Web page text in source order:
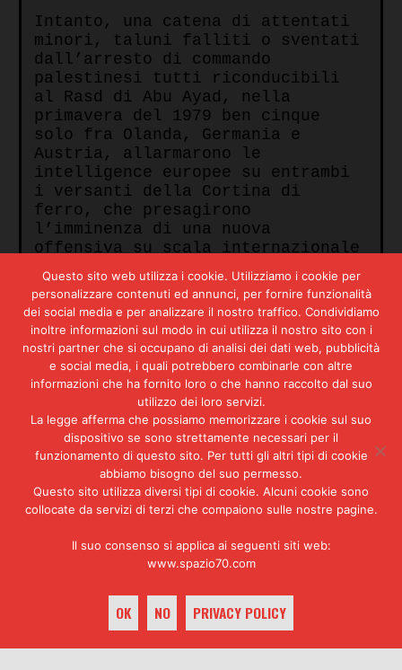
Intanto, una catena di attentati
minori, taluni falliti o sventati
dall’arresto di commando
palestinesi tutti riconducibili
al Rasd di Abu Ayad, nella
primavera del 1979 ben cinque
solo fra Olanda, Germania e
Austria, allarmarono le
intelligence europee su entrambi
i versanti della Cortina di
ferro, che presagirono
l’imminenza di una nuova
offensiva su scala internazionale
LaGermania Est , pur temendo di
venire usata come avamposto per
operazioni di gruppi radicali
palestinesi contro obiettivi in
Occidente, garantì a quest’ultimi
protezione e notevoli libertà di
manovra, avanzando negli anni
Ottanta a principale santuario
del terrorismo internazionale in
Europa. Gli archivi della Sed ci
dicono che, in sintonia col
Cremlino,Honeckersi fece latore
di un duro rimprovero ad Arafat
“sfondamento (diplomatico) a
ovest”. La progressiva
Est
verso il corso
giudicato troppo filo-occidentale
Questo sito web utilizza i cookie. Utilizziamo i cookie per
personalizzare contenuti ed annunci, per fornire funzionalità
dei social media e per analizzare il nostro traffico. Condividiamo
inoltre informazioni sul modo in cui utilizza il nostro sito con i
nostri partner che si occupano di analisi dei dati web, pubblicità
e social media, i quali potrebbero combinarle con altre
informazioni che ha fornito loro o che hanno raccolto dal suo
utilizzo dei loro servizi.
La legge afferma che possiamo memorizzare i cookie sul suo
dispositivo se sono strettamente necessari per il
funzionamento di questo sito. Per tutti gli altri tipi di cookie
abbiamo bisogno del suo permesso.
Questo sito utilizza diversi tipi di cookie. Alcuni cookie sono
collocate da servizi di terzi che compaiono sulle nostre pagine.
Il suo consenso si applica ai seguenti siti web:
www.spazio70.com
OK NO PRIVACY POLICY